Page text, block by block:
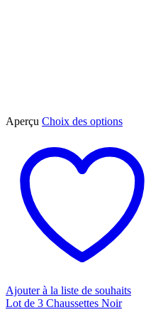
Aperçu Choix des optionsCe
plusieurs
variations.
Les
options
peuvent
être
choisies
du
produit
Ajouter à la liste de souhaits
Lot de 3 Chaussettes Noir